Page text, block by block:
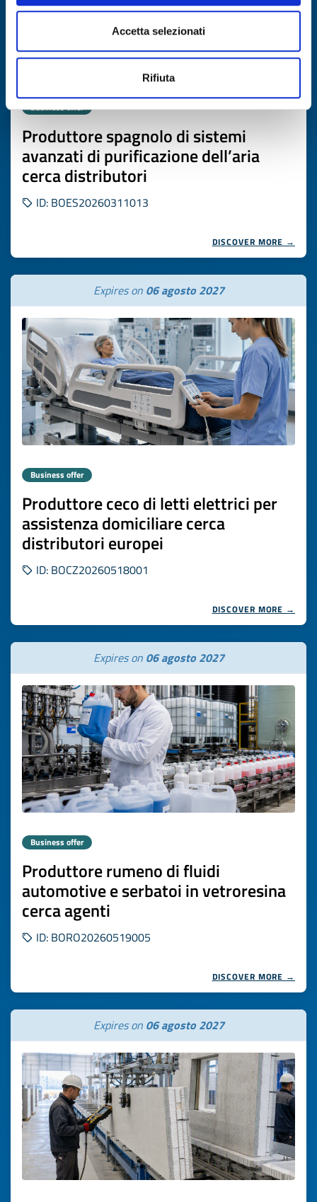
Accetta selezionati
Rifiuta
Business offer
Produttore spagnolo di sistemi
avanzati di purificazione dell’aria
cerca distributori
ID: BOES20260311013
DISCOVER MORE →
Expires on 06 agosto 2027
Business offer
Produttore ceco di letti elettrici per
assistenza domiciliare cerca
distributori europei
ID: BOCZ20260518001
DISCOVER MORE →
Expires on 06 agosto 2027
Business offer
Produttore rumeno di fluidi
automotive e serbatoi in vetroresina
cerca agenti
ID: BORO20260519005
DISCOVER MORE →
Expires on 06 agosto 2027